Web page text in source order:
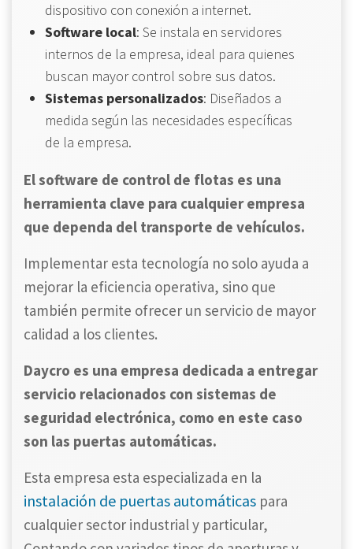
dispositivo con conexión a internet.
Software local: Se instala en servidores
internos de la empresa, ideal para quienes
buscan mayor control sobre sus datos.
Sistemas personalizados: Diseñados a
medida según las necesidades específicas
de la empresa.
El software de control de flotas es una
herramienta clave para cualquier empresa
que dependa del transporte de vehículos.
Implementar esta tecnología no solo ayuda a
mejorar la eficiencia operativa, sino que
también permite ofrecer un servicio de mayor
calidad a los clientes.
Daycro es una empresa dedicada a entregar
servicio relacionados con sistemas de
seguridad electrónica, como en este caso
son las puertas automáticas.
Esta empresa esta especializada en la
instalación de puertas automáticas para
cualquier sector industrial y particular,